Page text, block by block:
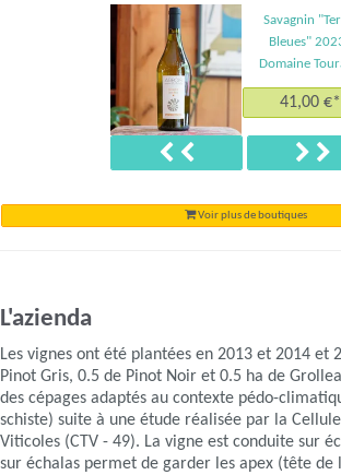
Savagnin
Bleues"
Domaine
41,00 €*
Précédent
Voir plus de boutiques
L'azienda
Les vignes ont été plantées en 2013 et 2014 et
Pinot Gris, 0.5 de Pinot Noir et 0.5 ha de
des cépages adaptés au contexte pédo-
schiste) suite à une étude réalisée par la
Viticoles (CTV - 49). La vigne est conduite sur
sur échalas permet de garder les apex (tête